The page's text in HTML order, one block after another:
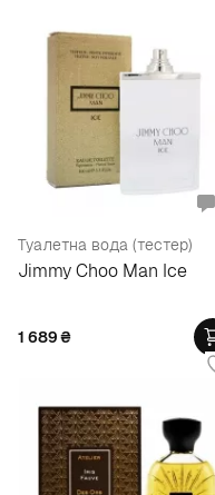
Туалетна вода (тестер)
Jimmy Choo Man Ice
1 689₴